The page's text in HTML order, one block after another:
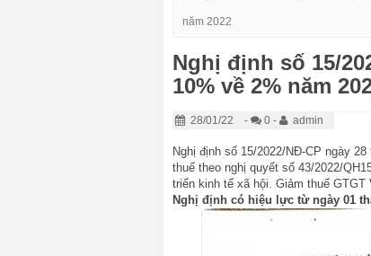
năm 2022
Nghị định số 15/
10% về 2% năm
28/01/22 - 0 - admin
Nghị định số 15/2022/NĐ-CP ngày
thuế theo nghị quyết số 43/2022/
triển kinh tế xã hội. Giảm thuế GTGT
Nghị định có hiệu lực từ ngày 01